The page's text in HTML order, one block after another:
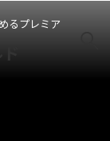
るプレミア